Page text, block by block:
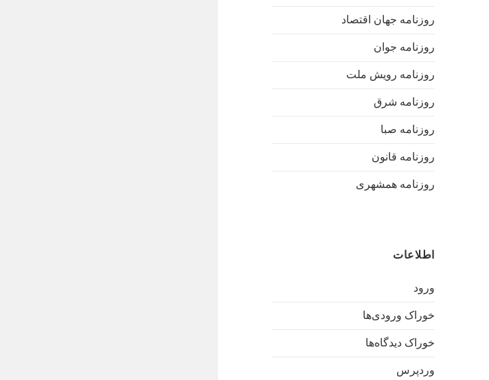
روزنامه جهان اقتصاد
روزنامه جوان
روزنامه رویش ملت
روزنامه شرق
روزنامه صبا
روزنامه قانون
روزنامه همشهری
اطلاعات
ورود
خوراک ورودی‌ها
خوراک دیدگاه‌ها
وردپرس